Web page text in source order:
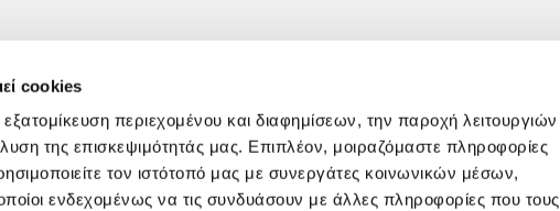
cookies
περιεχομένου και διαφημίσεων, την παροχή λειτουργιών
της επισκεψιμότητάς μας. Επιπλέον, μοιραζόμαστε πληροφορίες
τον ιστότοπό μας με συνεργάτες κοινωνικών μέσων,
ενδεχομένως να τις συνδυάσουν με άλλες πληροφορίες που τους